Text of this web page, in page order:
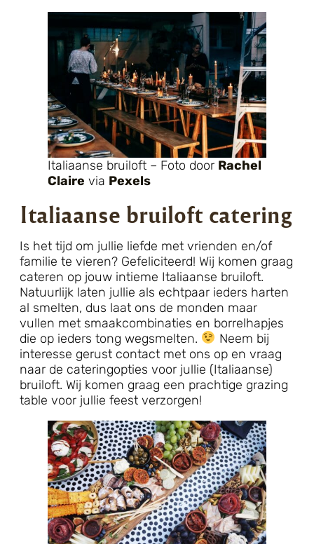
Italiaanse bruiloft – Foto door Rachel
Claire via Pexels
Italiaanse bruiloft catering
Is het tijd om jullie liefde met vrienden en/of
familie te vieren? Gefeliciteerd! Wij komen graag
cateren op jouw intieme Italiaanse bruiloft.
Natuurlijk laten jullie als echtpaar ieders harten
al smelten, dus laat ons de monden maar
vullen met smaakcombinaties en borrelhapjes
die op ieders tong wegsmelten.
Neem bij
interesse gerust contact met ons op en vraag
naar de cateringopties voor jullie (Italiaanse)
bruiloft. Wij komen graag een prachtige grazing
table voor jullie feest verzorgen!